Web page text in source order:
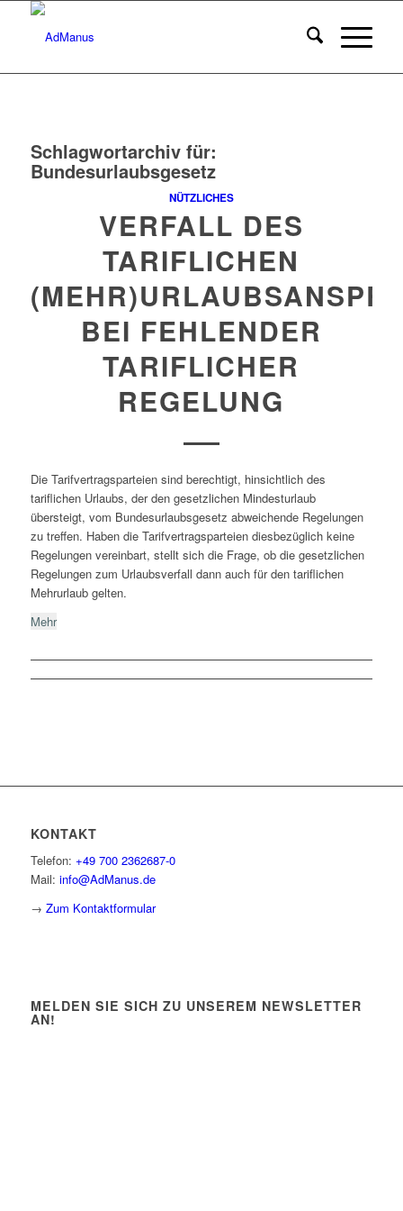
Schlagwortarchiv für:
Bundesurlaubsgesetz
NÜTZLICHES
VERFALL DES
TARIFLICHEN
BEI FEHLENDER
TARIFLICHER
REGELUNG
Die Tarifvertragsparteien sind berechtigt, hinsichtlich des
tariflichen Urlaubs, der den gesetzlichen Mindesturlaub
übersteigt, vom Bundesurlaubsgesetz abweichende Regelungen
zu treffen. Haben die Tarifvertragsparteien diesbezüglich keine
Regelungen vereinbart, stellt sich die Frage, ob die gesetzlichen
Regelungen zum Urlaubsverfall dann auch für den tariflichen
Mehrurlaub gelten.
Mehr
KONTAKT
Telefon: +49 700 2362687-0
Mail: info@AdManus.de
→ Zum Kontaktformular
MELDEN SIE SICH ZU UNSEREM NEWSLETTER
AN!